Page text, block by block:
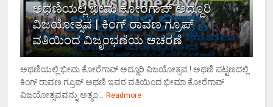
ಅಥಣಿಯಲ್ಲಿ ಭೀಮ ಕೋರೆಗಾವ್ ಅದ್ದೂರಿ
ವಿಜಯೋತ್ಸವ | ಕಿಂಗ್ ರಾವಣ ಗ್ರೂಪ್
ವತಿಯಿಂದ ವಿಜೃಂಭಣೆಯ ಆಚರಣೆ
ಅಥಣಿಯಲ್ಲಿ ಭೀಮ ಕೋರೆಗಾವ್ ಅದ್ದೂರಿ ವಿಜಯೋತ್ಸವ.! ಅಥಣಿ ಪಟ್ಟಣದಲ್ಲಿ
ಕಿಂಗ್ ರಾವಣ ಗ್ರೂಪ್ ಅಥಣಿ ಇವರ ವತಿಯಿಂದ ಭೀಮಾ ಕೋರೆಗಾವ್
ವಿಜಯೋತ್ಸವವನ್ನು ಅತ್ಯಂ...
Readmore